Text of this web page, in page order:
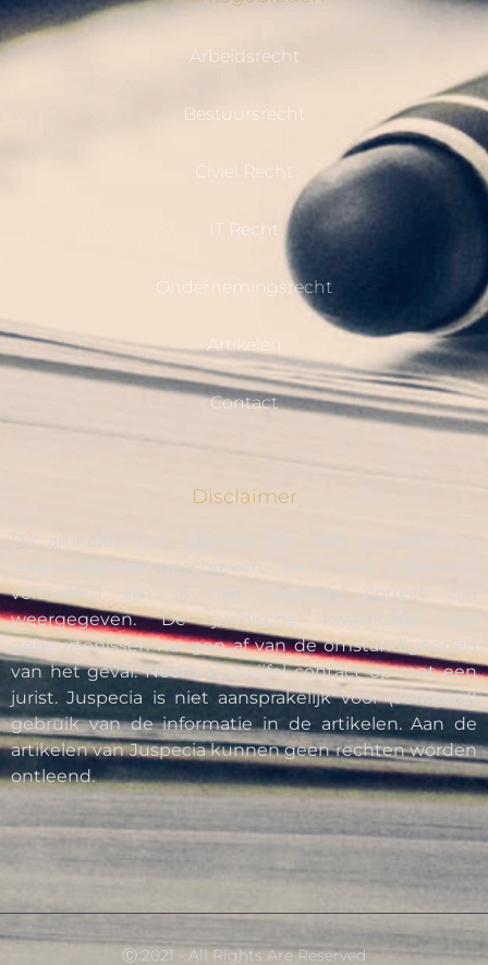
Arbeidsrecht
Bestuursrecht
Civiel Recht
IT Recht
Ondernemingsrecht
Artikelen
Contact
Disclaimer
De artikelen van Juspecia zijn met aandacht en
zorgvuldigheid geschreven. Toch kan informatie
verouderd zijn of niet helemaal correct zijn
weergegeven. De juridische kwalificatie van
gebeurtenissen hangen af van de omstandigheden
van het geval. Neem bij twijfel contact op met een
jurist. Juspecia is niet aansprakelijk voor (verkeerd)
gebruik van de informatie in de artikelen. Aan de
artikelen van Juspecia kunnen geen rechten worden
ontleend.
Ⓒ 2021 - All Rights Are Reserved